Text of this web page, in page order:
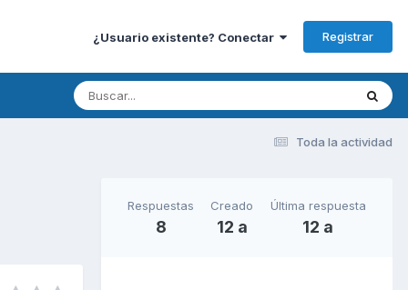
¿Usuario existente? Conectar Registrar
Toda la actividad
Respuestas
8
Creado
12 a
Última respuesta
12 a